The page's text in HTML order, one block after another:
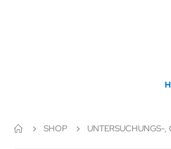
SHOP UNTERSUCHUNGS-,